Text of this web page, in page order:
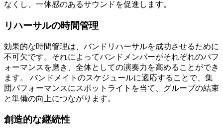
なくし、一体感のあるサウンドを促進します。
リハーサルの時間管理
効果的な時間管理は、バンドリハーサルを成功させるために
不可欠です。それによってバンドメンバーがそれぞれのパフ
ォーマンスを磨き、全体としての演奏力を高めることができ
ます。 バンドメイトのスケジュールに適応することで、集
団パフォーマンスにスポットライトを当て、グループの結束
と準備の向上につながります。
創造的な継続性